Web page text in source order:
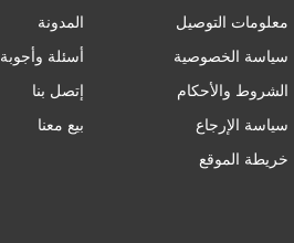
معلومات التوصيل
المدونة
سياسة الخصوصية
أسئلة وأجوبة
الشروط والأحكام
إتصل بنا
سياسة الإرجاع
بيع معنا
خريطة الموقع